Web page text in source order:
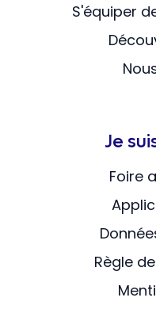
S'équiper
Je
Foire
Règle